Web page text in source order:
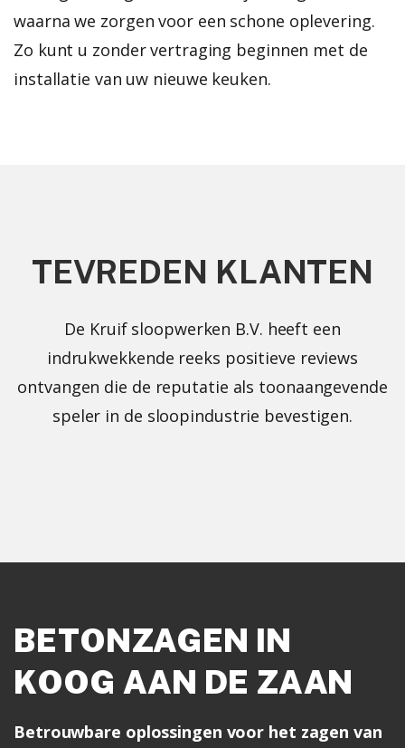
waarna we zorgen voor een schone oplevering.
Zo kunt u zonder vertraging beginnen met de
installatie van uw nieuwe keuken.
TEVREDEN KLANTEN
De Kruif sloopwerken B.V. heeft een
indrukwekkende reeks positieve reviews
ontvangen die de reputatie als toonaangevende
speler in de sloopindustrie bevestigen.
BETONZAGEN IN
KOOG AAN DE ZAAN
Betrouwbare oplossingen voor het zagen van